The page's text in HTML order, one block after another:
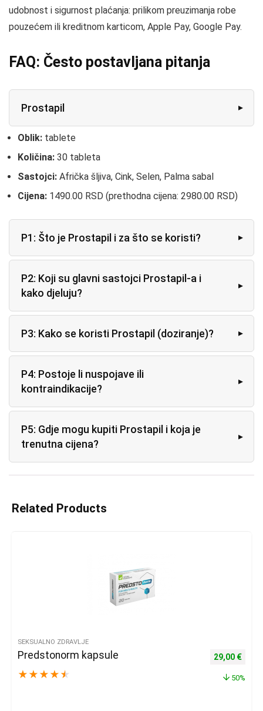
udobnost i sigurnost plaćanja: prilikom preuzimanja robe
pouzećem ili kreditnom karticom, Apple Pay, Google Pay.
FAQ: Često postavljana pitanja
Prostapil
Oblik: tablete
Količina: 30 tableta
Sastojci: Afrička šljiva, Cink, Selen, Palma sabal
Cijena: 1490.00 RSD (prethodna cijena: 2980.00 RSD)
P1: Što je Prostapil i za što se koristi?
P2: Koji su glavni sastojci Prostapil-a i
kako djeluju?
P3: Kako se koristi Prostapil (doziranje)?
P4: Postoje li nuspojave ili
kontraindikacije?
P5: Gdje mogu kupiti Prostapil i koja je
trenutna cijena?
Related Products
SEKSUALNO ZDRAVLJE
Predstonorm kapsule
★ ★ ★ ★ ★
Izvorna
29,00 €
50%